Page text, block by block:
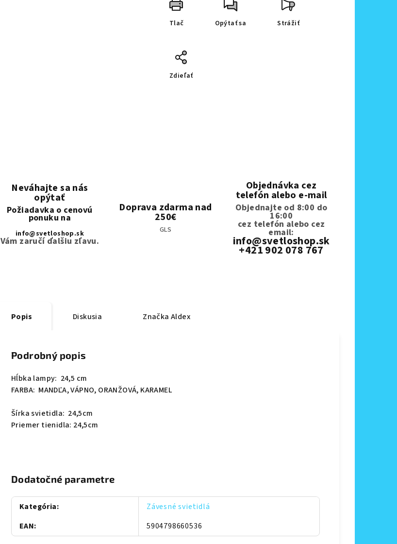
Tlač Opýtať sa Strážiť
Zdieľať
Neváhajte sa nás
opýtať
Požiadavka o cenovú
ponuku na
info@svetloshop.sk
Vám zaručí ďalšiu zľavu.
Doprava zdarma nad
250€
GLS
Objednávka cez
telefón alebo e-mail
Objednajte od 8:00 do
16:00
cez telefón alebo cez
email:
info@svetloshop.sk
+421 902 078 767
Popis Diskusia Značka Aldex
Podrobný popis
Hĺbka lampy: 24,5 cm
FARBA: MANDĽA, VÁPNO, ORANŽOVÁ, KARAMEL
Šírka svietidla: 24,5cm
Priemer tienidla: 24,5cm
Dodatočné parametre
Kategória:
Závesné svietidlá
EAN: 5904798660536